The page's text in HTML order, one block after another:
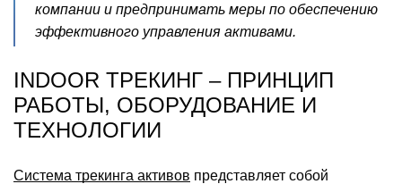
компании и предпринимать меры по обеспечению
эффективного управления активами.
INDOOR ТРЕКИНГ – ПРИНЦИП
РАБОТЫ, ОБОРУДОВАНИЕ И
ТЕХНОЛОГИИ
Система трекинга активов представляет собой